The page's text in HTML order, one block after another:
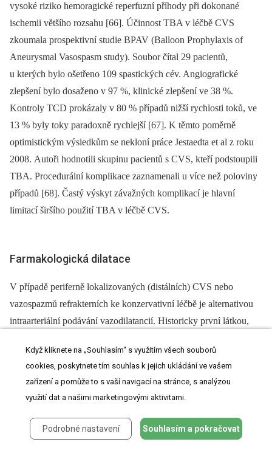
vysoké riziko hemoragické reperfuzní příhody při dokonané
ischemii většího rozsahu [66]. Účinnost TBA v léčbě CVS
zkoumala prospektivní studie BPAV (Balloon Prophylaxis of
Aneurysmal Vasospasm study). Soubor čítal 29 pacientů,
u kterých bylo ošetřeno 109 spastických cév. Angiografické
zlepšení bylo dosaženo v 97 %, klinické zlepšení ve 38 %.
Kontroly TCD prokázaly v 80 % případů nižší rychlosti toků, ve
13 % byly toky paradoxně rychlejší [67]. K těmto poměrně
optimistickým výsledkům se nekloní práce Jestaedta et al z roku
2008. Autoři hodnotili skupinu pacientů s CVS, kteří podstoupili
TBA. Procedurální komplikace zaznamenali u více než poloviny
případů [68]. Častý výskyt závažných komplikací je hlavní
limitací širšího použití TBA v léčbě CVS.
Farmakologická dilatace
V případě periferně lokalizovaných (distálních) CVS nebo
vazospazmů refrakterních ke konzervativní léčbě je alternativou
intraarteriální podávání vazodilatancií. Historicky první látkou,
Toto silné vazodilatans s krátkým bio­logickým poločasem má ale
závažné nedostatky –⁠ vyvolává systémovou hypotenzi, v roztoku
s heparinem precipituje a je příčinou mikroembolizací [69].
tlaku [70]. Papaverin se v současnosti již nepoužívá. Skutečnost,
že Ca ionty hrají důležitou roli v patogenezi CVS, vedla
Když kliknete na „Souhlasím“ s využitím všech souborů
cookies, poskytnete tím souhlas k jejich ukládání ve vašem
zařízení a pomůže to s vaší navigací na stránce, s analýzou
využití dat a našimi marketingovými aktivitami.
Podrobné nastavení Souhlasím a pokračovat